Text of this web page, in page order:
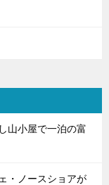
山小屋で一泊の富
・ノースショアが